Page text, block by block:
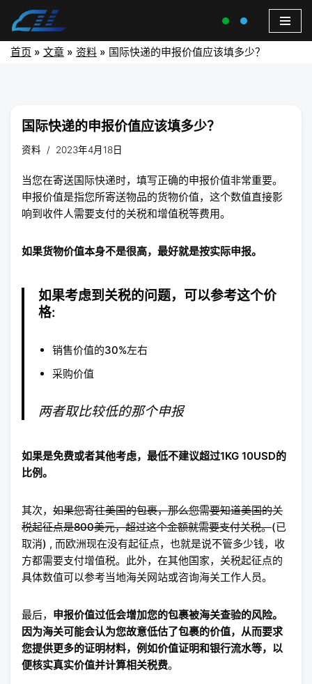
首页 » 文章 » 资料 » 国际快递的申报价值应该填多少？
国际快递的申报价值应该填多少？
资料 2023年4月18日
当您在寄送国际快递时，填写正确的申报价值非常重要。
申报价值是指您所寄送物品的货物价值，这个数值直接影
响到收件人需要支付的关税和增值税等费用。
如果货物价值本身不是很高，最好就是按实际申报。
如果考虑到关税的问题，可以参考这个价
格:
销售价值的30%左右
采购价值
两者取比较低的那个申报
如果是免费或者其他考虑，最低不建议超过1KG 10USD的
比例。
其次， 如果您寄往美国的包裹，那么您需要知道美国的关
税起征点是800美元，超过这个金额就需要支付关税。(已
取消) , 而欧洲现在没有起征点，也就是说不管多少钱，收
方都需要支付增值税。此外，在其他国家，关税起征点的
具体数值可以参考当地海关网站或咨询海关工作人员。
最后， 申报价值过低会增加您的包裹被海关查验的风险。
因为海关可能会认为您故意低估了包裹的价值，从而要求
您提供更多的证明材料，例如价值证明和银行流水等，以
便核实真实价值并计算相关税费。